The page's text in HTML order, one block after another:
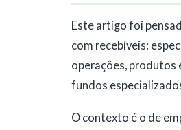
Este artigo foi
com recebíveis:
operações, produtos
fundos
O contexto é o de